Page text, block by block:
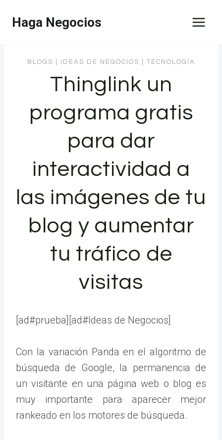
Haga Negocios
BLOGS IDEAS DE NEGOCIOS TECNOLOGÍA
Thinglink un
programa gratis
para dar
interactividad a
las imágenes de tu
blog y aumentar
tu tráfico de
visitas
[ad#prueba][ad#Ideas de Negocios]
Con la variación Panda en el algoritmo de
búsqueda de Google, la permanencia de
un visitante en una página web o blog es
muy importante para aparecer mejor
rankeado en los motores de búsqueda.